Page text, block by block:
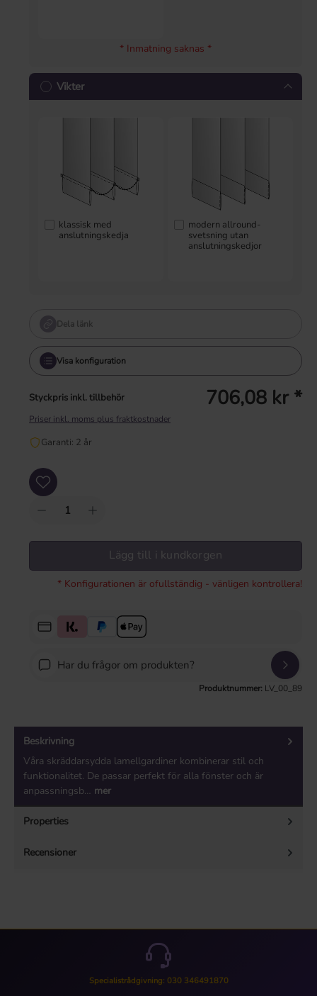
* Inmatning saknas *
Vikter
klassisk med
anslutningskedja
modern allround-
svetsning utan
anslutningskedjor
Dela länk
Visa konfiguration
Styckpris inkl. tillbehör 706,08 kr *
Priser inkl. moms plus fraktkostnader
Garanti: 2 år
Produktkvantitet: Ange önskat värde eller använd knapparna för att öka eller
Lägg till i kundkorgen
* Konfigurationen är ofullständig - vänligen kontrollera!
Har du frågor om produkten?
Produktnummer: LV_00_89
Beskrivning
Våra skräddarsydda lamellgardiner kombinerar stil och
funktionalitet. De passar perfekt för alla fönster och är
anpassningsb… mer
Properties
Recensioner
Specialistrådgivning: 030 346491870